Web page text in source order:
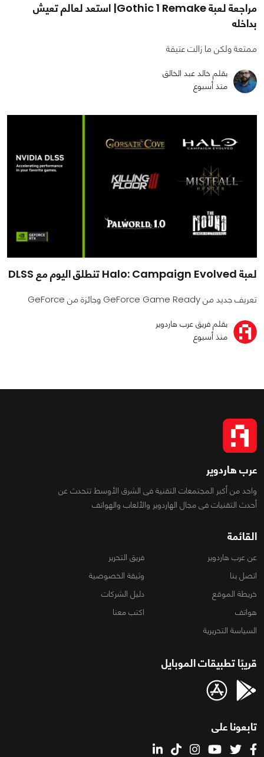
مراجعة لعبة Gothic 1 Remake| استعد لعالم تعيش
بداخله
ممتعة ولكن ما زالت عتيقة
بقلم خالد عبد الخالق
منذ أسبوع
لعبة Halo: Campaign Evolved تنطلق اليوم مع DLSS
تعريف جديد من GeForce Game Ready وجائزة من GeForce
بقلم فريق عرب هاردوير
منذ أسبوع
عرب هاردوير
واحد من أكبر المجتمعات التقنية فى الشرق الأوسط تتحدث عن
أحدث التقنيات فى مجال الهاردوير والألعاب والهواتف
القائمة
عن عرب هاردوير
فريق التحرير
اتصل بنا
وثيقة الخصوصية
خريطة الموقع
دليل الشركات
هواتف
اكتب معنا
السياسة التحريرية
قريبًا تطبيقات الموبايل
تابعونا على